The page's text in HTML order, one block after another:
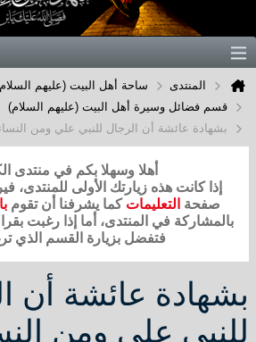
المنتدى
ساحة أهل البيت (عليهم
قسم فضائل وسيرة أهل البيت (عليهم السلام)
بشهادة عائشة أن الرجال للنبي علي ومن
أهلا وسهلا بكم في منتدى
إذا كانت هذه زيارتك الأولى للمنتدى،
صفحة التعليمات كما يشرفنا أن تقوم
بالمشاركة في المنتدى، أما إذا رغبت
فتفضل بزيارة القسم الذي
بشهادة عائشة أن
للنبي علي ومن